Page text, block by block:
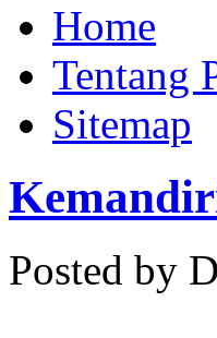
Home
Tentang
Sitemap
Posted by